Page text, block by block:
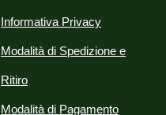
Informativa Privacy
Modalità di Spedizione e
Ritiro
Modalità di Pagamento